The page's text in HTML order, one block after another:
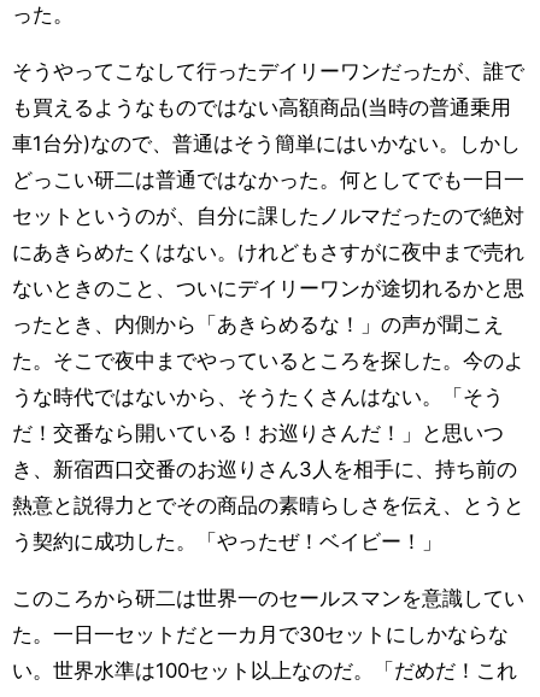
った。
そうやってこなして行ったデイリーワンだったが、誰で
も買えるようなものではない高額商品(当時の普通乗用
車1台分)なので、普通はそう簡単にはいかない。しかし
どっこい研二は普通ではなかった。何としてでも一日一
セットというのが、自分に課したノルマだったので絶対
にあきらめたくはない。けれどもさすがに夜中まで売れ
ないときのこと、ついにデイリーワンが途切れるかと思
ったとき、内側から「あきらめるな！」の声が聞こえ
た。そこで夜中までやっているところを探した。今のよ
うな時代ではないから、そうたくさんはない。「そう
だ！交番なら開いている！お巡りさんだ！」と思いつ
き、新宿西口交番のお巡りさん3人を相手に、持ち前の
熱意と説得力とでその商品の素晴らしさを伝え、とうと
う契約に成功した。「やったぜ！ベイビー！」
このころから研二は世界一のセールスマンを意識してい
た。一日一セットだと一カ月で30セットにしかならな
い。世界水準は100セット以上なのだ。「だめだ！これ